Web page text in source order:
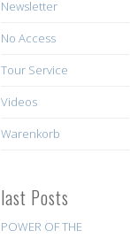
Newsletter
No Access
Tour Service
Videos
Warenkorb
last Posts
POWER OF THE